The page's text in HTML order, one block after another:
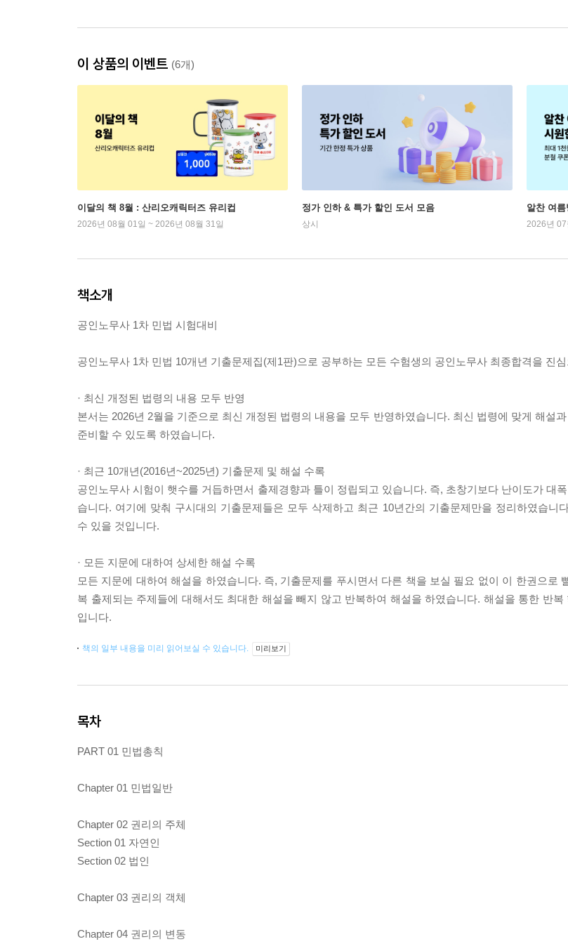
이 상품의 이벤트 (6개)
이달의 책 8월 : 산리오캐릭터즈 유리컵
2026년 08월 01일 ~ 2026년 08월 31일
정가 인하 & 특가 할인 도서 모음
상시
알찬 여
2026년 07
책소개
공인노무사 1차 민법 시험대비
공인노무사 1차 민법 10개년 기출문제집(제1판)으로 공부하는 모든 수험생의 공인노무사 최종합격을 진
· 최신 개정된 법령의 내용 모두 반영
본서는 2026년 2월을 기준으로 최신 개정된 법령의 내용을 모두 반영하였습니다. 최신 법령에 맞게 해설
준비할 수 있도록 하였습니다.
· 최근 10개년(2016년~2025년) 기출문제 및 해설 수록
공인노무사 시험이 햇수를 거듭하면서 출제경향과 틀이 정립되고 있습니다. 즉, 초창기보다 난이도가 대
습니다. 여기에 맞춰 구시대의 기출문제들은 모두 삭제하고 최근 10년간의 기출문제만을 정리하였습니
수 있을 것입니다.
· 모든 지문에 대하여 상세한 해설 수록
모든 지문에 대하여 해설을 하였습니다. 즉, 기출문제를 푸시면서 다른 책을 보실 필요 없이 이 한권으로
복 출제되는 주제들에 대해서도 최대한 해설을 빼지 않고 반복하여 해설을 하였습니다. 해설을 통한 반
입니다.
책의 일부 내용을 미리 읽어보실 수 있습니다. 미리보기
목차
PART 01 민법총칙
Chapter 01 민법일반
Chapter 02 권리의 주체
Section 01 자연인
Section 02 법인
Chapter 03 권리의 객체
Chapter 04 권리의 변동